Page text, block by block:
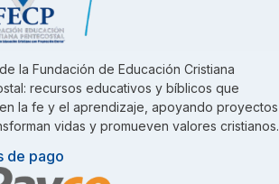
la Fundación de Educación Cristiana
recursos educativos y bíblicos que
la fe y el aprendizaje, apoyando proyectos
vidas y promueven valores cristianos.
de pago